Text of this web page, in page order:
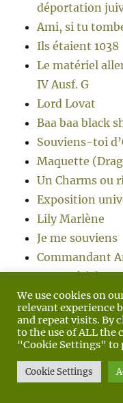
déportation
Ami, si tu
Ils étaient 1038
Le matériel
IV Ausf. G
Lord Lovat
Baa baa black
Souviens-toi
Maquette
Un Charms ou
Exposition
Lily Marlène
Je me souviens
Commandant
Le matériel
Gun Motor
La résistance
Omaha Heure-
Robert Capa
Axis Sally
We use cookies on
relevant experience
and repeat visits. By
to the use of ALL the
"Cookie Settings" to
Cookie Settings